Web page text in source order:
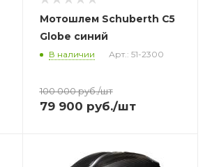
Мотошлем Schuberth C5
Globe синий
В наличии Арт.: 51-2300
100 000руб./шт
79 900 руб./шт